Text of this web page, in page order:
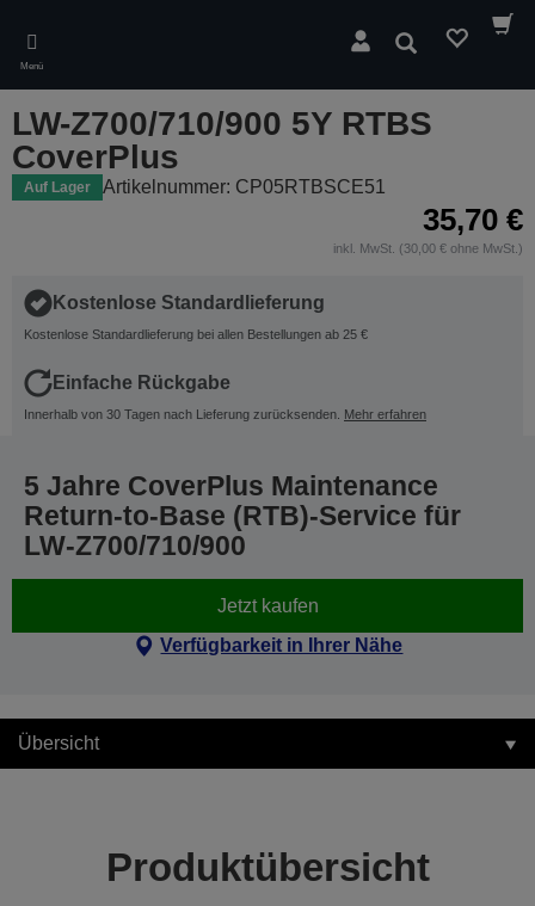
main
content
Menü
Suchen
LW-Z700/710/900 5Y RTBS
CoverPlus
Auf Lager Artikelnummer: CP05RTBSCE51
35,70 €
inkl. MwSt. (30,00 € ohne MwSt.)
Kostenlose Standardlieferung
Kostenlose Standardlieferung bei allen Bestellungen ab 25 €
Einfache Rückgabe
Innerhalb von 30 Tagen nach Lieferung zurücksenden. Mehr erfahren
5 Jahre CoverPlus Maintenance
Return-to-Base (RTB)-Service für
LW-Z700/710/900
Jetzt kaufen
Verfügbarkeit in Ihrer Nähe
Übersicht
Produktübersicht